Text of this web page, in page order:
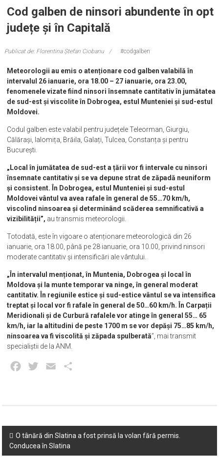
Cod galben de ninsori abundente în opt
județe și în Capitală
Publicat de: Florentina Ștefan Ciobanu #codgalben
Meteorologii au emis o atenționare cod galben valabilă în
intervalul 26 ianuarie, ora 18.00 – 27 ianuarie, ora 23.00,
fenomenele vizate fiind ninsori însemnate cantitativ în jumătatea
de sud-est și viscolite în Dobrogea, estul Munteniei și sud-estul
Moldovei.
Codul galben este valabil pentru județele Teleorman, Giurgiu,
Călărași, Ialomița, Brăila, Galați, Tulcea, Constanța și pentru
București.
„Local în jumătatea de sud-est a țării vor fi intervale cu ninsori
însemnate cantitativ și se va depune strat de zăpadă neuniform
și consistent. În Dobrogea, estul Munteniei și sud-estul
Moldovei vântul va avea rafale în general de 55…70 km/h,
viscolind ninsoarea și determinând scăderea semnificativă a
vizibilității”, au transmis meteorologii.
Totodată, este în vigoare o atenționare meteorologică din 26
ianuarie, ora 18.00, până pe 28 ianuarie, ora 10.00, privind ninsori
moderate cantitativ și intensificări ale vântului.
„În intervalul menționat, în Muntenia, Dobrogea și local în
Moldova și la munte temporar va ninge, în general moderat
cantitativ. În regiunile estice și sud-estice vântul se va intensifica
treptat și local vor fi rafale în general de 50…60 km/h. În Carpații
Meridionali și de Curbură rafalele vor atinge în general 55… 65
km/h, iar la altitudini de peste 1700 m se vor depăși 75…85 km/h,
ninsoarea va fi viscolită și zăpada spulberată”, mai transmit
specialiștii de la ANM.
Facebook
Twitter Email
Post
navigation
O tânără din Slatina a fost prinsă la volan fără permis.
Conducea în Slatina